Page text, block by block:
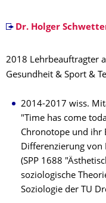
Dr. Holger
2018 Lehrbeauftragter
Gesundheit & Sport &
2014-2017 wiss.
"Time has come
Chronotope und ihr
Differenzierung von
(SPP 1688
soziologische
Soziologie der TU